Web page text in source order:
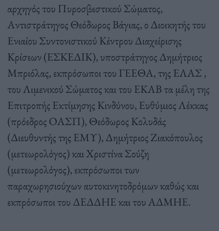
αρχηγός του Πυροσβεστικού Σώματος,
Αντιστράτηγος Θεόδωρος Βάγιας, ο Διοικητής του
Ενιαίου Συντονιστικού Κέντρου Διαχείρισης
Κρίσεων (ΕΣΚΕΔΙΚ), υποστράτηγος Δημήτριος
Μπριόλας, εκπρόσωποι του ΓΕΕΘΑ, της ΕΛΑΣ ,
του Λιμενικού Σώματος και του ΕΚΑΒ τα μέλη της
Επιτροπής Εκτίμησης Κινδύνου, Ευθύμιος Λέκκας
(πρόεδρος ΟΑΣΠ), Θεόδωρος Κολυδάς
(Διευθυντής της ΕΜΥ), Δημήτριος Ζιακόπουλος
(μετεωρολόγος) και Χριστίνα Σούζη
(μετεωρολόγος), εκπρόσωποι των
παραχωρησιούχων αυτοκινητοδρόμων καθώς και
εκπρόσωποι του ΔΕΔΔΗΕ και του ΑΔΜΗΕ.